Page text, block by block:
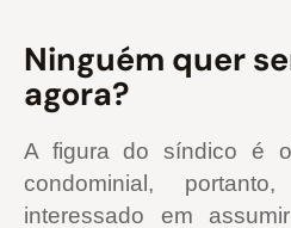
Ninguém quer
agora?
A figura do síndico é
condominial,
interessado em